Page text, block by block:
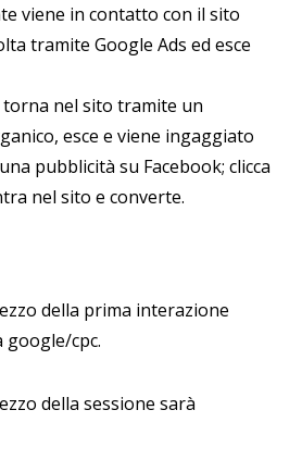
viene in contatto con il sito
tramite Google Ads ed esce
torna nel sito tramite un
esce e viene ingaggiato
pubblicità su Facebook; clicca
nel sito e converte.
della prima interazione
google/cpc.
della sessione sarà